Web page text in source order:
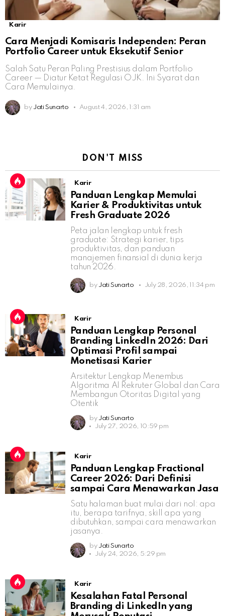
Karir
Cara Menjadi Komisaris Independen: Peran
Portfolio Career untuk Eksekutif Senior
Salah Satu Peran Paling Prestisius dalam Portfolio
Career — Diatur Ketat Regulasi OJK. Ini Syarat dan
Cara Memulainya.
by Jati Sunarto August 4, 2026, 1:31 am
DON'T MISS
Karir
Panduan Lengkap Memulai
Karier & Produktivitas untuk
Fresh Graduate 2026
Peta jalan lengkap untuk fresh
graduate: Strategi karier, tips
produktivitas, dan panduan
manajemen finansial di dunia kerja
tahun 2026.
by Jati Sunarto July 28, 2026, 11:34 pm
Karir
Panduan Lengkap Personal
Branding LinkedIn 2026: Dari
Optimasi Profil sampai
Monetisasi Karier
Arsitektur Lengkap Menembus
Algoritma AI Rekruter Global dan Cara
Membangun Otoritas Digital yang
Otentik
by Jati Sunarto
July 27, 2026, 10:59 pm
Karir
Panduan Lengkap Fractional
Career 2026: Dari Definisi
sampai Cara Menawarkan Jasa
Satu halaman buat mulai dari nol: apa
itu, berapa tarifnya, skill apa yang
dibutuhkan, sampai cara menawarkan
jasanya.
by Jati Sunarto
July 24, 2026, 5:29 pm
Karir
Kesalahan Fatal Personal
Branding di LinkedIn yang